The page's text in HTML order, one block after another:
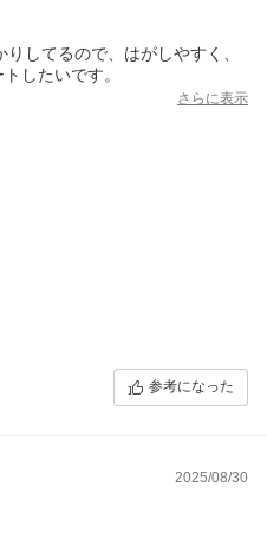
してるので、はがしやすく、
したいです。
さらに表示
参考になった
2025/08/30